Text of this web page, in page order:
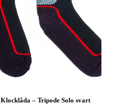
Klocklåda – Tripode Solo svart